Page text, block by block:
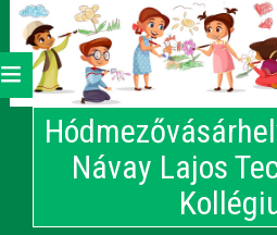
Návay Lajos